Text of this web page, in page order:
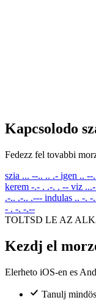
Kapcsolodo
Fedezz fel tovabbi
szia ... --.. .. .- igen .. --
kerem -.- . .-. . -- viz
.-.. .-.. .--- indulas .. -. -
- . -. -.--
TOLTSD LE AZ
Kezdj el
Elerheto iOS-en es
Tanulj